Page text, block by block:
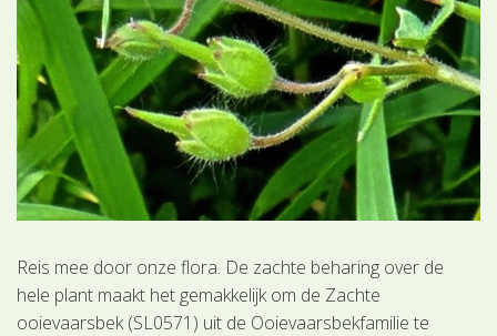
Reis mee door onze flora. De zachte beharing over de
hele plant maakt het gemakkelijk om de Zachte
ooievaarsbek (SL0571) uit de Ooievaarsbekfamilie te